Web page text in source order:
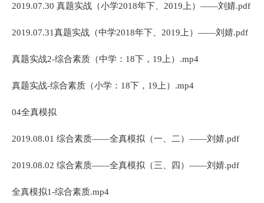
2019.07.30 真题实战（小学2018年下、2019上）——刘婧.pdf
2019.07.31真题实战（中学2018年下、2019上）——刘婧.pdf
真题实战2-综合素质（中学：18下，19上）.mp4
真题实战-综合素质（小学：18下，19上）.mp4
04全真模拟
2019.08.01 综合素质——全真模拟（一、二）——刘婧.pdf
2019.08.02 综合素质——全真模拟（三、四）——刘婧.pdf
全真模拟1-综合素质.mp4